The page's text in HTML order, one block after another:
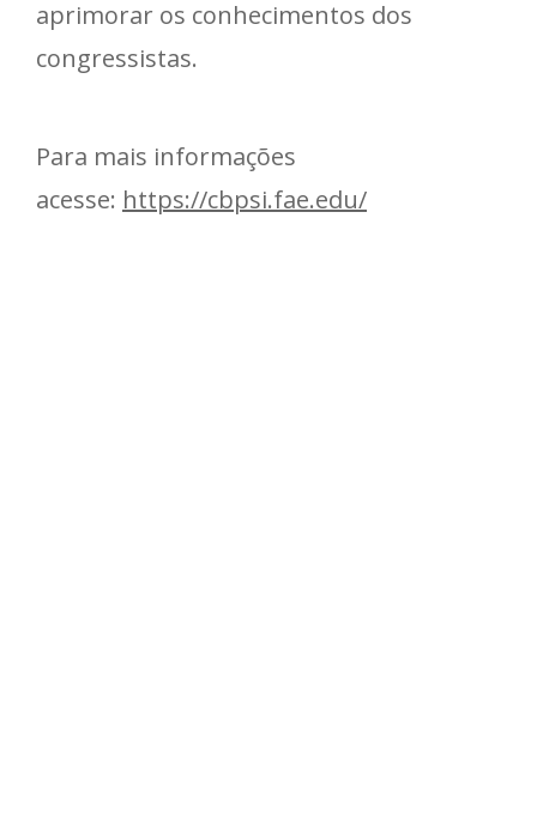
aprimorar os conhecimentos dos
congressistas.
Para mais informações
acesse: https://cbpsi.fae.edu/